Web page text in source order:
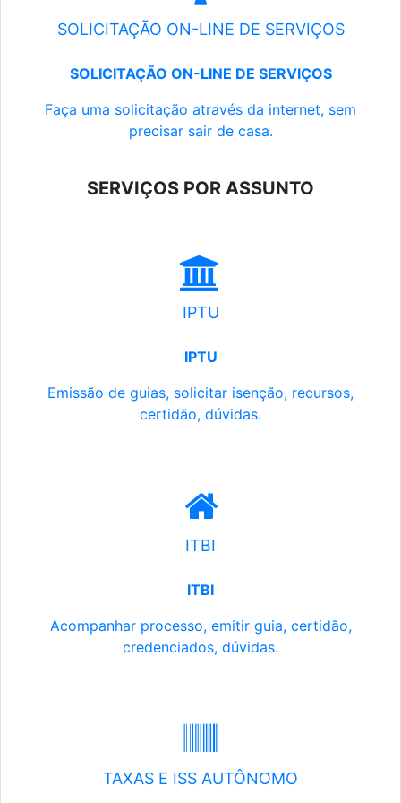
SOLICITAÇÃO ON-LINE DE SERVIÇOS
SOLICITAÇÃO ON-LINE DE SERVIÇOS
Faça uma solicitação através da internet, sem
precisar sair de casa.
SERVIÇOS POR ASSUNTO
IPTU
IPTU
Emissão de guias, solicitar isenção, recursos,
certidão, dúvidas.
ITBI
ITBI
Acompanhar processo, emitir guia, certidão,
credenciados, dúvidas.
TAXAS E ISS AUTÔNOMO